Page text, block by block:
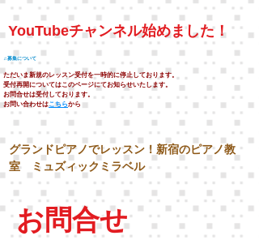
グランドピアノでレッスン！新宿のピアノ教
室 ミュズィックミラベル
♫募集について
ただいま新規のレッスン受付を一時的に停止しております。
受付再開についてはこのページにてお知らせいたします。
​お問合せは受付しております。
​お問い合わせはこちらから
YouTubeチャンネル始めました！
お問合せ